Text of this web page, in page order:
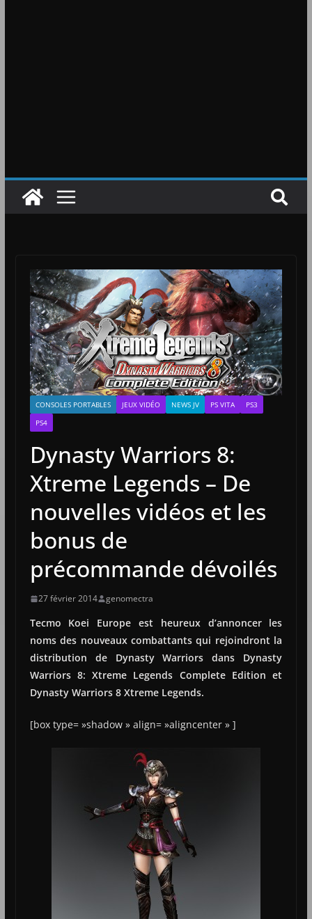
CONSOLES PORTABLES JEUX VIDÉO NEWS JV PS VITA
PS3
PS4
Dynasty Warriors 8:
Xtreme Legends – De
nouvelles vidéos et les
bonus de
précommande dévoilés
27 février 2014 genomectra
Tecmo Koei Europe est heureux d’annoncer les
noms des nouveaux combattants qui rejoindront la
distribution de Dynasty Warriors dans Dynasty
Warriors 8: Xtreme Legends Complete Edition et
Dynasty Warriors 8 Xtreme Legends.
[box type= »shadow » align= »aligncenter » ]